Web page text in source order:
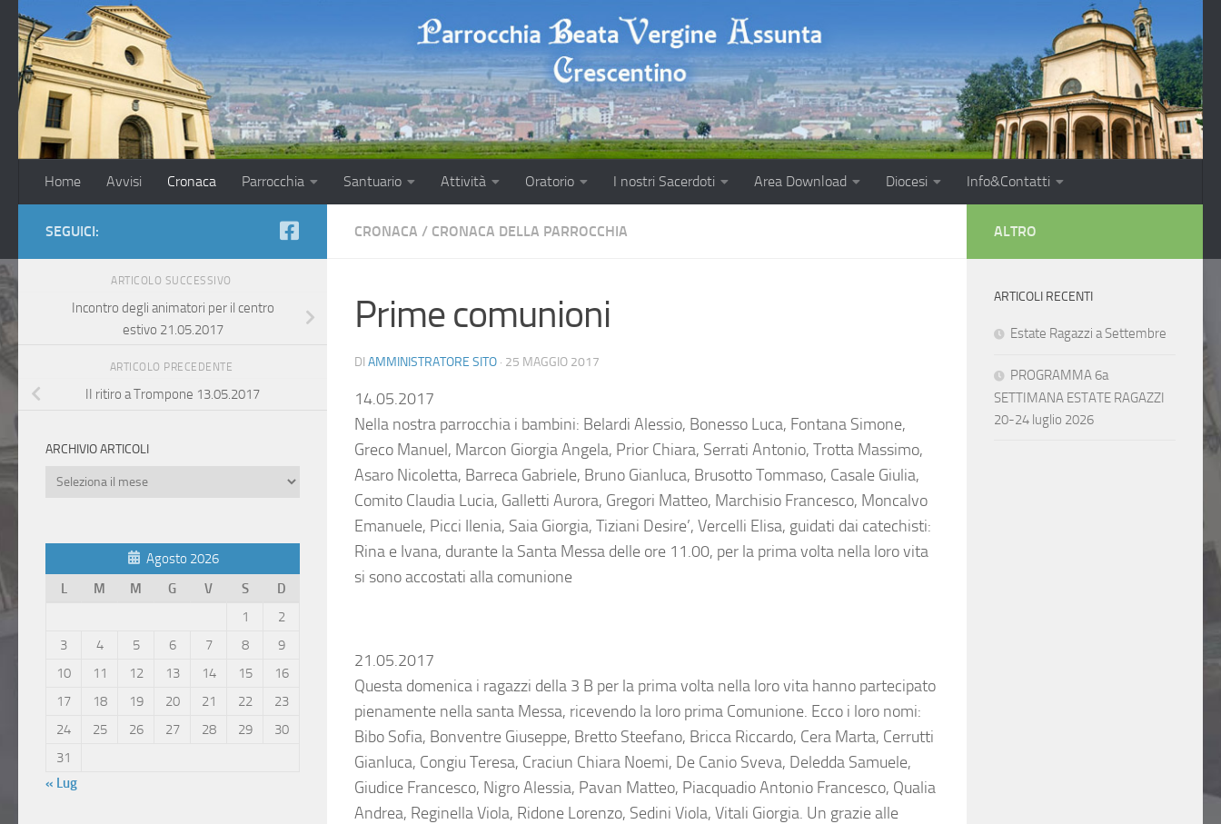
Salta al contenuto
Home Avvisi Cronaca Parrocchia Santuario Attività Oratorio I nostri Sacerdoti Area Download Diocesi Info&Contatti
CRONACA / CRONACA DELLA PARROCCHIA
Prime comunioni
DI AMMINISTRATORE SITO · 25 MAGGIO 2017
14.05.2017
Nella nostra parrocchia i bambini: Belardi Alessio, Bonesso Luca, Fontana Simone,
Greco Manuel, Marcon Giorgia Angela, Prior Chiara, Serrati Antonio, Trotta Massimo,
Asaro Nicoletta, Barreca Gabriele, Bruno Gianluca, Brusotto Tommaso, Casale Giulia,
Comito Claudia Lucia, Galletti Aurora, Gregori Matteo, Marchisio Francesco, Moncalvo
Emanuele, Picci Ilenia, Saia Giorgia, Tiziani Desire’, Vercelli Elisa, guidati dai catechisti:
Rina e Ivana, durante la Santa Messa delle ore 11.00, per la prima volta nella loro vita
si sono accostati alla comunione
21.05.2017
Questa domenica i ragazzi della 3 B per la prima volta nella loro vita hanno partecipato
pienamente nella santa Messa, ricevendo la loro prima Comunione. Ecco i loro nomi:
Bibo Sofia, Bonventre Giuseppe, Bretto Steefano, Bricca Riccardo, Cera Marta, Cerrutti
Gianluca, Congiu Teresa, Craciun Chiara Noemi, De Canio Sveva, Deledda Samuele,
Giudice Francesco, Nigro Alessia, Pavan Matteo, Piacquadio Antonio Francesco, Qualia
Andrea, Reginella Viola, Ridone Lorenzo, Sedini Viola, Vitali Giorgia. Un grazie alle
SEGUICI:
ARTICOLO SUCCESSIVO
Incontro degli animatori per il centro
estivo 21.05.2017
ARTICOLO PRECEDENTE
II ritiro a Trompone 13.05.2017
ARCHIVIO ARTICOLI
Archivio
Agosto 2026
L
M M G V S
D
1
2
3
4 5 6 7 8
9
10
11 12 13 14 15
16
17
18 19 20 21 22
23
24
25 26 27 28 29
30
31
« Lug
ALTRO
ARTICOLI RECENTI
Estate Ragazzi a Settembre
PROGRAMMA 6a
SETTIMANA ESTATE RAGAZZI
20-24 luglio 2026